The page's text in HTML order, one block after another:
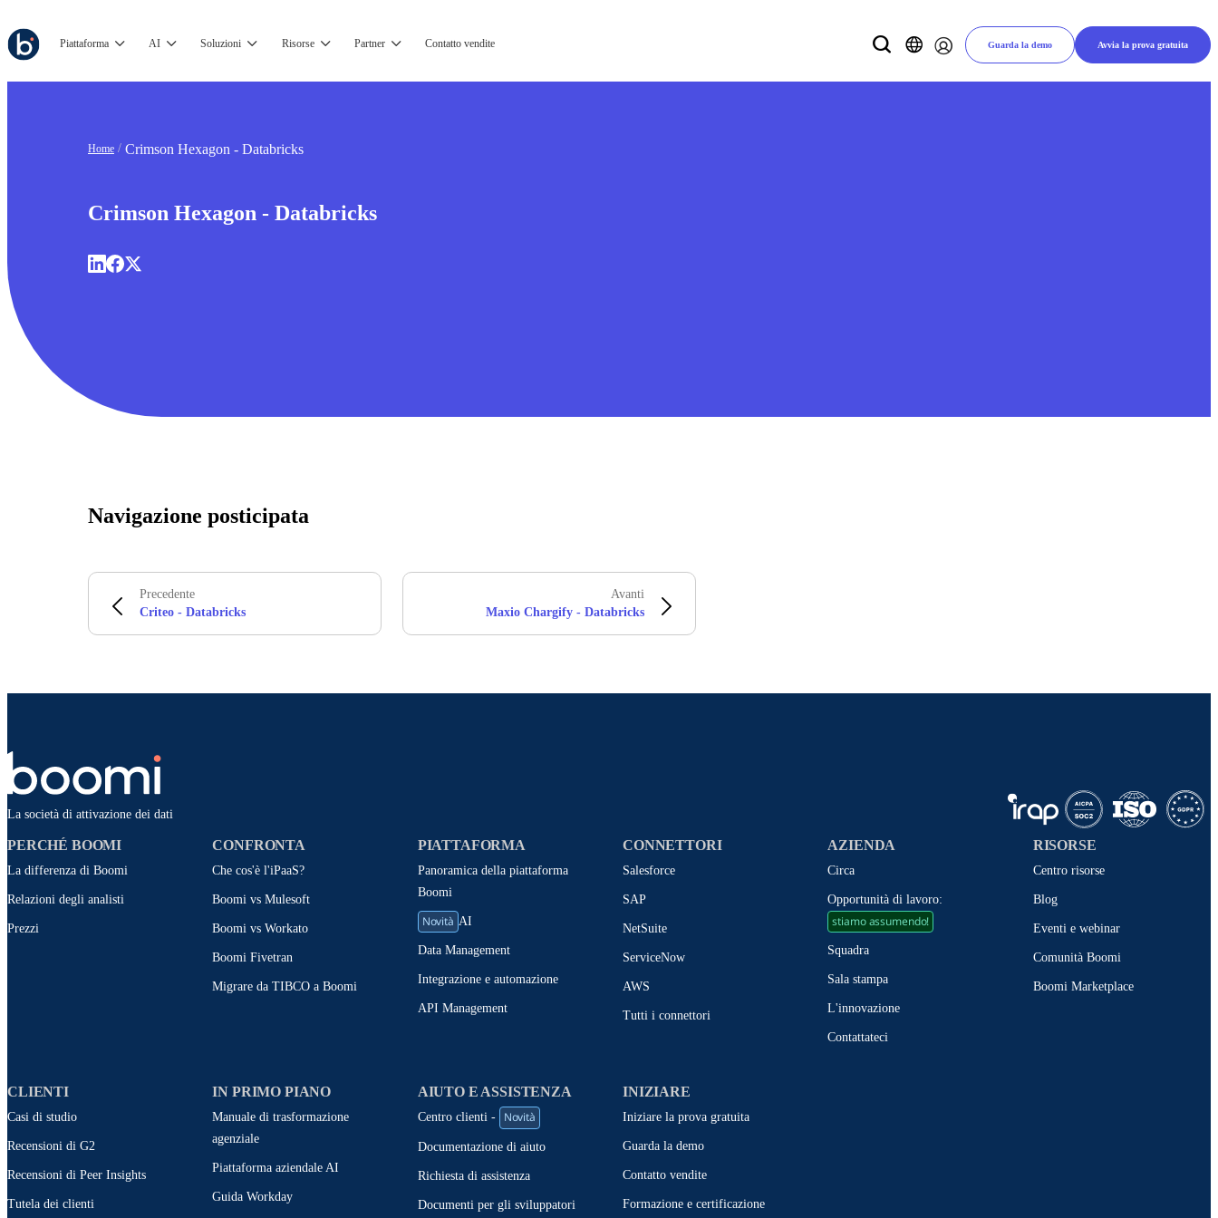
Piattaforma AI Soluzioni Risorse Partner Contatto vendite Guarda la demo Avvia la prova gratuita
Home Crimson Hexagon - Databricks
Crimson Hexagon - Databricks
Navigazione posticipata
Precedente
Criteo - Databricks
Avanti
Maxio Chargify - Databricks
La società di attivazione dei dati
PERCHÉ BOOMI
La differenza di Boomi
Relazioni degli analisti
Prezzi
CONFRONTA
Che cos'è l'iPaaS?
Boomi vs Mulesoft
Boomi vs Workato
Boomi Fivetran
Migrare da TIBCO a Boomi
PIATTAFORMA
Panoramica della piattaforma
Boomi
Novità AI
Data Management
Integrazione e automazione
API Management
CONNETTORI
Salesforce
SAP
NetSuite
ServiceNow
AWS
Tutti i connettori
AZIENDA
Circa
Opportunità di lavoro:
stiamo assumendo!
Squadra
Sala stampa
L'innovazione
Contattateci
RISORSE
Centro risorse
Blog
Eventi e webinar
Comunità Boomi
Boomi Marketplace
CLIENTI
Casi di studio
Recensioni di G2
Recensioni di Peer Insights
Tutela dei clienti
IN PRIMO PIANO
Manuale di trasformazione
agenziale
Piattaforma aziendale AI
Guida Workday
AIUTO E ASSISTENZA
Centro clienti - Novità
Documentazione di aiuto
Richiesta di assistenza
Documenti per gli sviluppatori
INIZIARE
Iniziare la prova gratuita
Guarda la demo
Contatto vendite
Formazione e certificazione